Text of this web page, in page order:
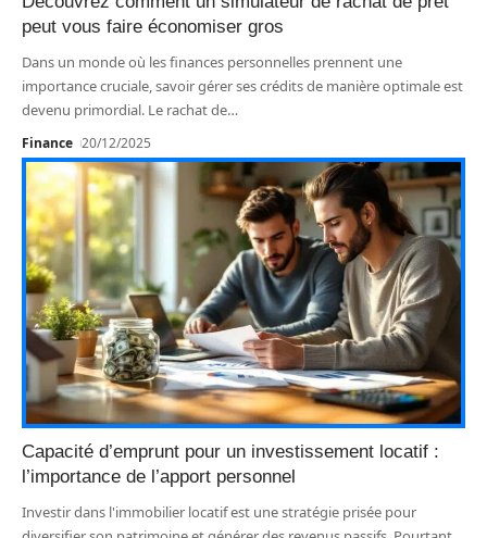
peut vous faire économiser gros
Dans un monde où les finances personnelles prennent une
importance cruciale, savoir gérer ses crédits de manière optimale est
devenu primordial. Le rachat de…
Finance 20/12/2025
Capacité d’emprunt pour un investissement locatif :
l’importance de l’apport personnel
Investir dans l'immobilier locatif est une stratégie prisée pour